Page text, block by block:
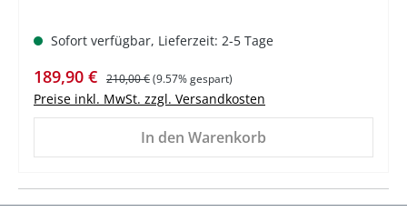
Sofort verfügbar, Lieferzeit: 2-5 Tage
Verkaufspreis:
189,90 € Regulärer Preis:
210,00 €(9.57% gespart)
Preise inkl. MwSt. zzgl. Versandkosten
In den Warenkorb